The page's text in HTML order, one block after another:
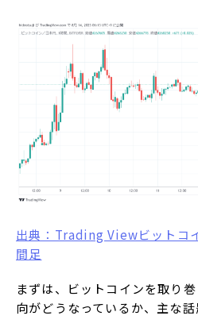
出典：Trading Viewビットコ
間足
まずは、ビットコインを取り
向がどうなっているか、主な話